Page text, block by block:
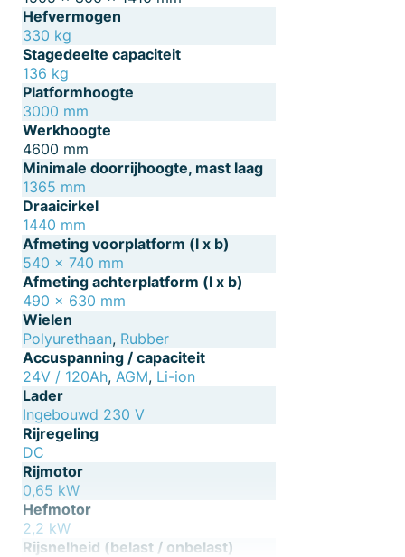
Hefvermogen
330 kg
Stagedeelte capaciteit
136 kg
Platformhoogte
3000 mm
Werkhoogte
4600 mm
Minimale doorrijhoogte, mast laag
1365 mm
Draaicirkel
1440 mm
Afmeting voorplatform (l x b)
540 x 740 mm
Afmeting achterplatform (l x b)
490 x 630 mm
Wielen
Polyurethaan, Rubber
Accuspanning / capaciteit
24V / 120Ah, AGM, Li-ion
Lader
Ingebouwd 230 V
Rijregeling
DC
Rijmotor
0,65 kW
Hefmotor
2,2 kW
Rijsnelheid (belast / onbelast)